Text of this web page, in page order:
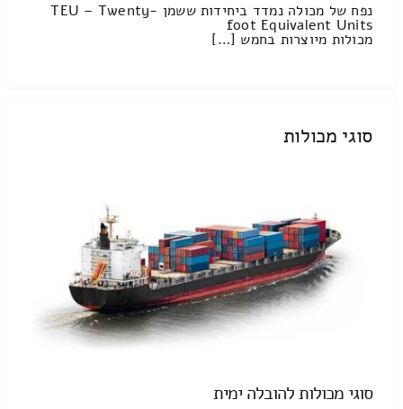
נפח של מכולה נמדד ביחידות ששמן TEU – Twenty-
foot Equivalent Units
מכולות מיוצרות בחמש […]
סוגי מכולות
סוגי מכולות להובלה ימית